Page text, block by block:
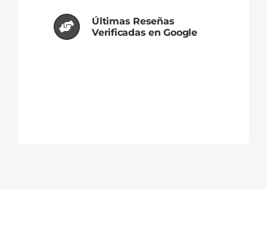
Últimas Reseñas
Verificadas en Google